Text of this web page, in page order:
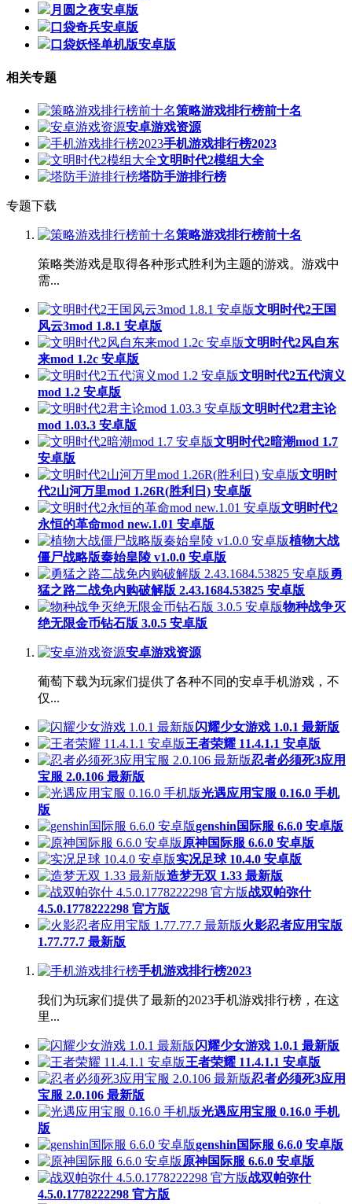
月圆之夜安卓版
口袋奇兵安卓版
口袋妖怪单机版安卓版
相关专题
策略游戏排行榜前十名
安卓游戏资源
手机游戏排行榜2023
文明时代2模组大全
塔防手游排行榜
专题下载
策略游戏排行榜前十名
策略类游戏是取得各种形式胜利为主题的游戏。游戏中
需...
文明时代2王国
风云3mod 1.8.1 安卓版
文明时代2风自东
来mod 1.2c 安卓版
文明时代2五代演义
mod 1.2 安卓版
文明时代2君主论
mod 1.03.3 安卓版
文明时代2暗潮mod 1.7
安卓版
文明时
代2山河万里mod 1.26R(胜利日) 安卓版
文明时代2
永恒的革命mod new.1.01 安卓版
植物大战
僵尸战略版秦始皇陵 v1.0.0 安卓版
勇
猛之路二战免内购破解版 2.43.1684.53825 安卓版
物种战争灭
绝无限金币钻石版 3.0.5 安卓版
安卓游戏资源
葡萄下载为玩家们提供了各种不同的安卓手机游戏，不
仅...
闪耀少女游戏 1.0.1 最新版
王者荣耀 11.4.1.1 安卓版
忍者必须死3应用
宝服 2.0.106 最新版
光遇应用宝服 0.16.0 手机
版
genshin国际服 6.6.0 安卓版
原神国际服 6.6.0 安卓版
实况足球 10.4.0 安卓版
造梦无双 1.33 最新版
战双帕弥什
4.5.0.1778222298 官方版
火影忍者应用宝版
1.77.77.7 最新版
手机游戏排行榜2023
我们为玩家们提供了最新的2023手机游戏排行榜，在这
里...
闪耀少女游戏 1.0.1 最新版
王者荣耀 11.4.1.1 安卓版
忍者必须死3应用
宝服 2.0.106 最新版
光遇应用宝服 0.16.0 手机
版
genshin国际服 6.6.0 安卓版
原神国际服 6.6.0 安卓版
战双帕弥什
4.5.0.1778222298 官方版